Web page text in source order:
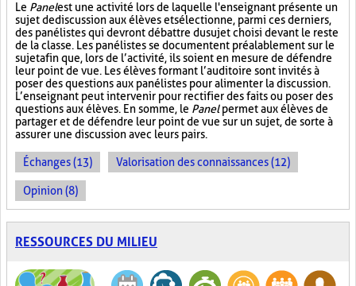
Le Panelest une activité lors de laquelle l'enseignant présente un
sujet de discussion aux élèves et sélectionne, parmi ces derniers,
des panélistes qui devront débattre du sujet choisi devant le reste
de la classe. Les panélistes se documentent préalablement sur le
sujet afin que, lors de l’activité, ils soient en mesure de défendre
leur point de vue. Les élèves formant l’auditoire sont invités à
poser des questions aux panélistes pour alimenter la discussion.
L’enseignant peut intervenir pour rectifier des faits ou poser des
questions aux élèves. En somme, le Panelpermet aux élèves de
partager et de défendre leur point de vue sur un sujet, de sorte à
assurer une discussion avec leurs pairs.
Échanges (13) Valorisation des connaissances (12)
Opinion (8)
RESSOURCES DU MILIEU